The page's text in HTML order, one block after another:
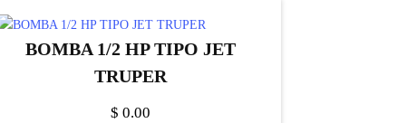
BOMBA 1/2 HP TIPO JET
TRUPER
$ 0.00